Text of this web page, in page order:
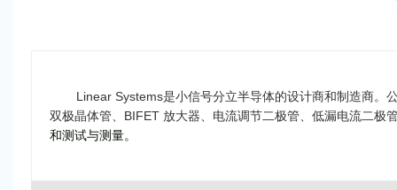
Linear Systems是小信号分立半导体的设计商和制造商。
双极晶体管、BIFET 放大器、电流调节二极管、低漏电流二
和测试与测量。